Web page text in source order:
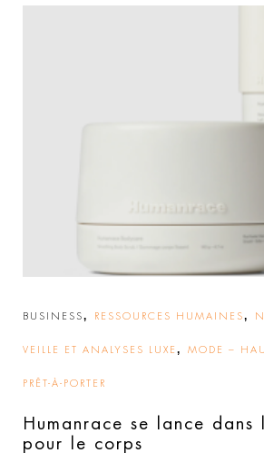
BUSINESS, RESSOURCES HUMAINES,
VEILLE ET ANALYSES LUXE , MODE –
PRÊT-À-PORTER
Humanrace se lance dans
pour le corps